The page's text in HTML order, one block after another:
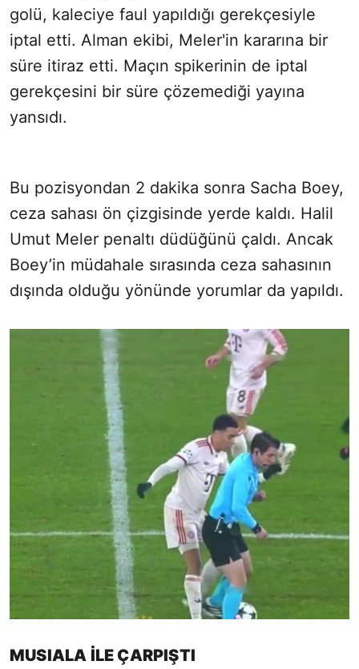
golü, kaleciye faul yapıldığı gerekçesiyle
iptal etti. Alman ekibi, Meler'in kararına bir
süre itiraz etti. Maçın spikerinin de iptal
gerekçesini bir süre çözemediği yayına
yansıdı.
Bu pozisyondan 2 dakika sonra Sacha Boey,
ceza sahası ön çizgisinde yerde kaldı. Halil
Umut Meler penaltı düdüğünü çaldı. Ancak
Boey’in müdahale sırasında ceza sahasının
dışında olduğu yönünde yorumlar da yapıldı.
MUSIALA İLE ÇARPIŞTI